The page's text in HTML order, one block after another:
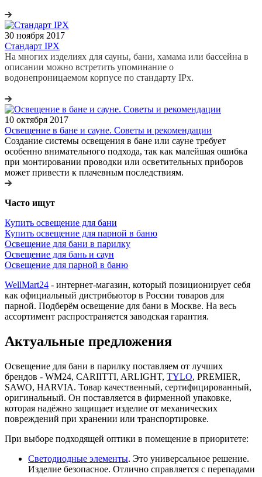
30 ноября 2017
Стандарт IPX
На многих изделиях для сауны, бани, хамама или бассейна в
описании можно встретить упоминание о
водонепроницаемом корпусе по стандарту IPx.
10 октября 2017
Освещение в бане и сауне. Советы и рекомендации
Создание системы освещения в бане или сауне требует
особенно внимательного подхода, так как малейшая ошибка
при монтировании проводки или осветительных приборов
может привести к плачевным последствиям.
Часто ищут
Купить освещение для бани
Купить освещение для парной в баню
Освещение для бани в парилку
Освещение для бань и саун
Освещение для парной в баню
WellMart24 - интернет-магазин, который позиционирует себя
как официальный дистрибьютор в России товаров для
парной. Подберём освещение для бани в Москве. На весь
ассортимент распространяется заводская гарантия.
Актуальные предложения
Освещение для бани в парилку поставляем от лучших
брендов - WM24, CARIITTI, ARLIGHT, TYLO, PREMIER,
SAWO, HARVIA. Товар качественный, сертифицированный,
оригинальный. Он поставляется в фирменной упаковке,
которая надёжно защищает изделие от механических
повреждений при хранении или транспортировке.
При выборе подходящей оптики в помещение в приоритете:
Светодиодные элементы. Это универсальное решение.
Изделие безопасное. Отлично справляется с перепадами